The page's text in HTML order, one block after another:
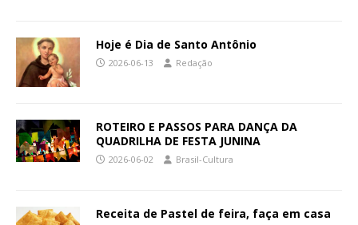
Hoje é Dia de Santo Antônio
2026-06-13 Redação
ROTEIRO E PASSOS PARA DANÇA DA
QUADRILHA DE FESTA JUNINA
2026-06-02 Brasil-Cultura
Receita de Pastel de feira, faça em casa